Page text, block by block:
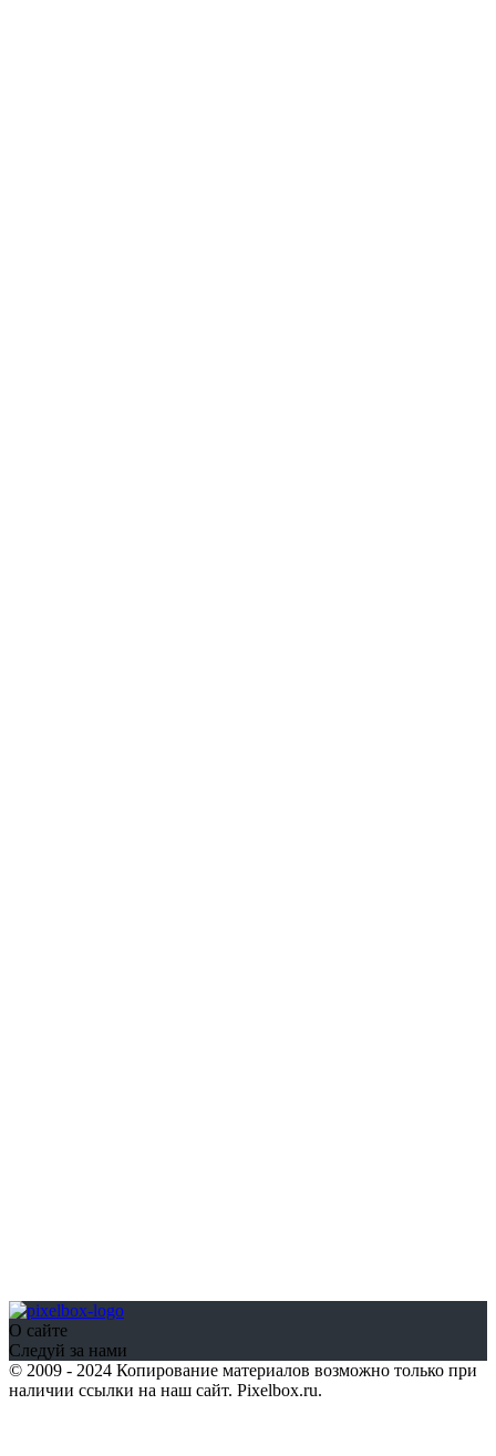
О сайте
Следуй за нами
© 2009 - 2024 Копирование материалов возможно только при
наличии ссылки на наш сайт. Pixelbox.ru.